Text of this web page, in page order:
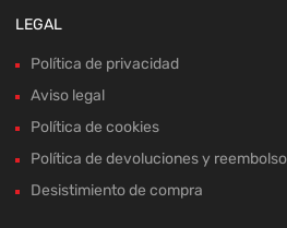
Política de cookies
Política de devoluciones y reembolsos
Desistimiento de compra